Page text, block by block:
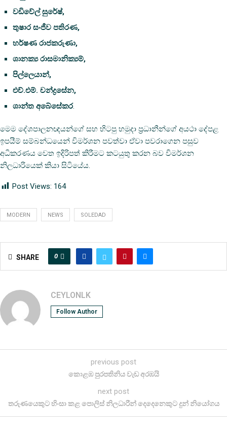
වඩිවේල් සුරේෂ්,
තුෂාර සංජීව පතිරණ,
හර්ෂණ රාජකරුණා,
ශානක්‍ය රාසමානික්‍යම්,
පිල්ලෙයාන්,
එච්.එම්. චන්ද්‍රසේන,
ශාන්ත අබේසේකර.
මෙම දේශපාලනඥයන්ගේ සහ හිටපු හමුදා ප්‍රධානීන්ගේ අයථා දේපළ
ඉපයීම් සම්බන්ධයෙන් විමර්ශන පවත්වා ඒවා පවරාගෙන පසුව
අධිකරණය වෙත ඉදිරිපත් කිරීමට කටයුතු කරන බව විමර්ශන
නිලධාරියෙක් කියා සිටියේය.
Post Views: 164
MODERN NEWS SOLEDAD
SHARE 0
CEYLONLK
Follow Author
previous post
කොළඹ පුරපතිනිය වැඩ අරඹයි
next post
තරුණයෙකුට හිංසා කළ පොලිස් නිලධාරීන් දෙදෙනෙකුට දුන් නියෝගය